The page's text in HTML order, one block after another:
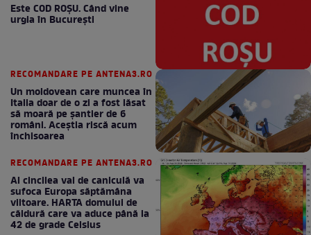
Este COD ROŞU. Când vine
urgia în Bucureşti
RECOMANDARE PE ANTENA3.RO
Un moldovean care muncea în
Italia doar de o zi a fost lăsat
să moară pe şantier de 6
români. Aceștia riscă acum
închisoarea
RECOMANDARE PE ANTENA3.RO
Al cincilea val de caniculă va
sufoca Europa săptămâna
viitoare. HARTA domului de
căldură care va aduce până la
42 de grade Celsius